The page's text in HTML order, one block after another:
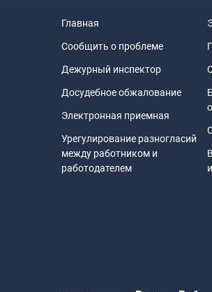
Главная
Сообщить о проблеме
Дежурный инспектор
Досудебное обжалование
Электронная приемная
Урегулирование разногласий
между работником и
работодателем